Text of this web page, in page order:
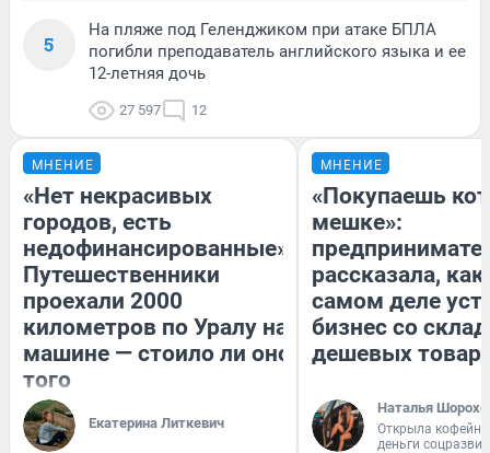
5
На пляже под Геленджиком при атаке БПЛА
погибли преподаватель английского языка и ее
12-летняя дочь
27 597 12
МНЕНИЕ
«Нет некрасивых
городов, есть
недофинансированные».
Путешественники
проехали 2000
километров по Уралу на
машине — стоило ли оно
того
Екатерина Литкевич
МНЕНИЕ
«Покупаешь
мешке»:
рассказала, как
самом деле
бизнес со
дешевых
Наталья
Открыла
деньги